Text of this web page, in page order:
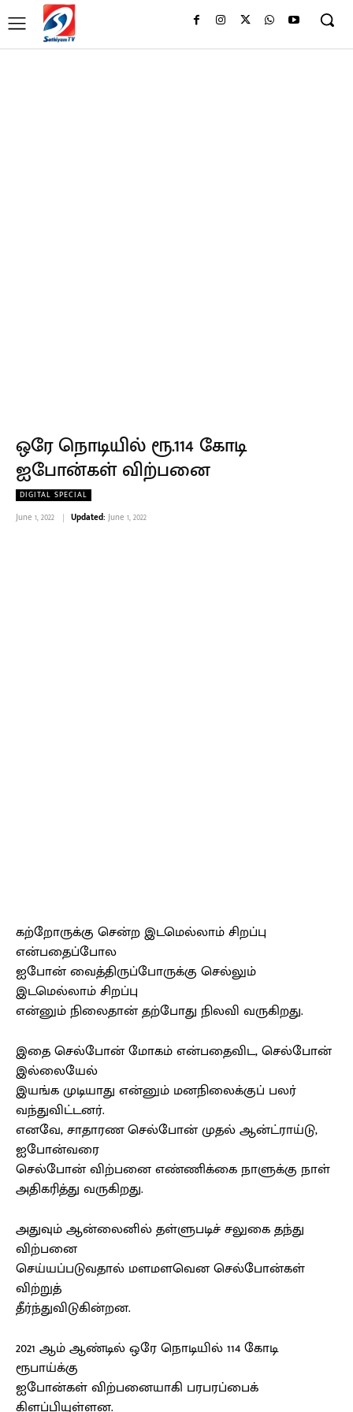
ஒரே நொடியில் ரூ.114 கோடி
ஐபோன்கள் விற்பனை
DIGITAL SPECIAL
June 1, 2022 Updated: June 1, 2022
கற்றோருக்கு சென்ற இடமெல்லாம் சிறப்பு
என்பதைப்போல
ஐபோன் வைத்திருப்போருக்கு செல்லும்
இடமெல்லாம் சிறப்பு
என்னும் நிலைதான் தற்போது நிலவி வருகிறது.
இதை செல்போன் மோகம் என்பதைவிட, செல்போன்
இல்லையேல்
இயங்க முடியாது என்னும் மனநிலைக்குப் பலர்
வந்துவிட்டனர்.
எனவே, சாதாரண செல்போன் முதல் ஆன்ட்ராய்டு,
ஐபோன்வரை
செல்போன் விற்பனை எண்ணிக்கை நாளுக்கு நாள்
அதிகரித்து வருகிறது.
அதுவும் ஆன்லைனில் தள்ளுபடிச் சலுகை தந்து
விற்பனை
செய்யப்படுவதால் மளமளவென செல்போன்கள்
விற்றுத்
தீர்ந்துவிடுகின்றன.
2021 ஆம் ஆண்டில் ஒரே நொடியில் 114 கோடி
ரூபாய்க்கு
ஐபோன்கள் விற்பனையாகி பரபரப்பைக்